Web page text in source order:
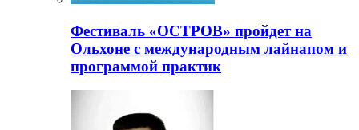
Фестиваль «ОСТРОВ» пройдет на
Ольхоне с международным лайнапом и
программой практик